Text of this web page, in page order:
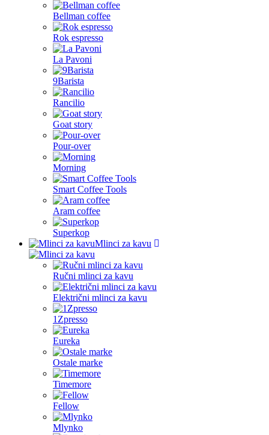
Bellman coffee
Rok espresso
La Pavoni
9Barista
Rancilio
Goat story
Pour-over
Morning
Smart Coffee Tools
Aram coffee
Superkop
Mlinci za kavu
Ručni mlinci za kavu
Električni mlinci za kavu
1Zpresso
Eureka
Ostale marke
Timemore
Fellow
Mlynko